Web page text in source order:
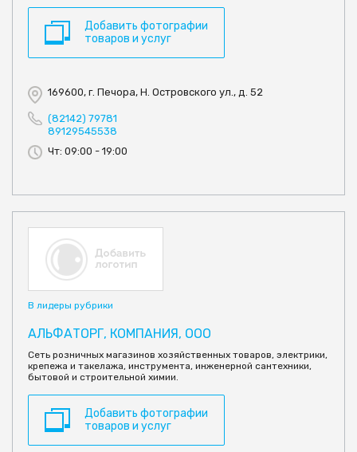
Добавить фотографии
товаров и услуг
169600, г. Печора, Н. Островского ул., д. 52
(82142) 79781
89129545538
Чт: 09:00 - 19:00
В лидеры рубрики
АЛЬФАТОРГ, КОМПАНИЯ, ООО
Сеть розничных магазинов хозяйственных товаров, электрики,
крепежа и такелажа, инструмента, инженерной сантехники,
бытовой и строительной химии.
Добавить фотографии
товаров и услуг